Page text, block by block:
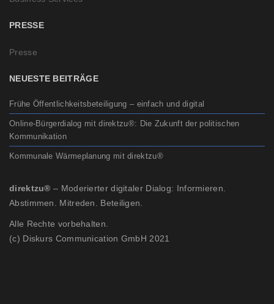
PRESSE
Presse
NEUESTE BEITRÄGE
Frühe Öffentlichkeitsbeteiligung – einfach und digital
Online-Bürgerdialog mit direktzu®: Die Zukunft der politischen
Kommunikation
Kommunale Wärmeplanung mit direktzu®
direktzu® – Moderierter digitaler Dialog: Informieren.
Abstimmen. Mitreden. Beteiligen.
Alle Rechte vorbehalten.
(c) Diskurs Communication GmbH 2021